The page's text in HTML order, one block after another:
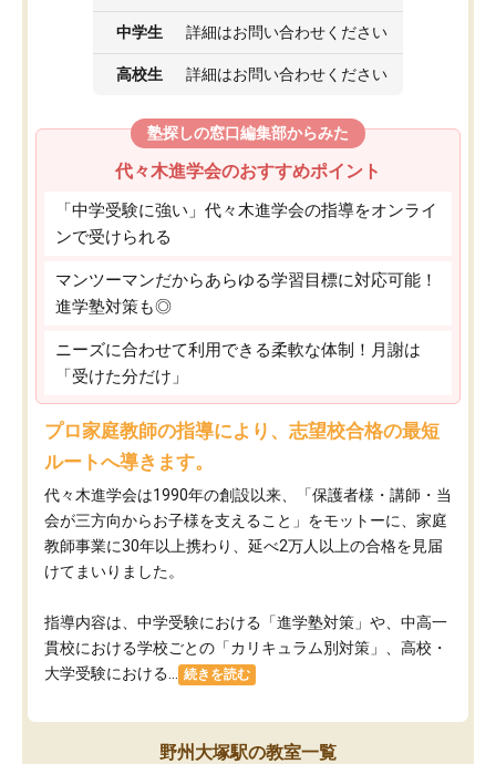
中学生 詳細はお問い合わせください
高校生 詳細はお問い合わせください
塾探しの窓口編集部からみた
代々木進学会のおすすめポイント
「中学受験に強い」代々木進学会の指導をオンライ
ンで受けられる
マンツーマンだからあらゆる学習目標に対応可能！
進学塾対策も◎
ニーズに合わせて利用できる柔軟な体制！月謝は
「受けた分だけ」
プロ家庭教師の指導により、志望校合格の最短
ルートへ導きます。
代々木進学会は1990年の創設以来、「保護者様・講師・当
会が三方向からお子様を支えること」をモットーに、家庭
教師事業に30年以上携わり、延べ2万人以上の合格を見届
けてまいりました。
指導内容は、中学受験における「進学塾対策」や、中高一
貫校における学校ごとの「カリキュラム別対策」、高校・
大学受験における...
続きを読む
野州大塚駅の教室一覧